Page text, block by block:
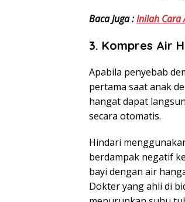
Baca Juga :Inilah Cara
3. Kompres Air
Apabila penyebab
pertama saat anak
hangat dapat
secara otomatis.
Hindari
berdampak negatif
bayi dengan air
Dokter yang ahli di